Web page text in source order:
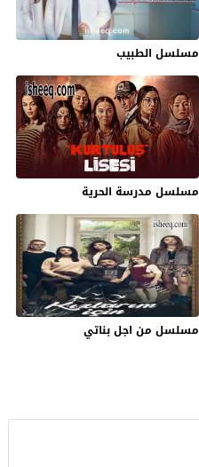
مسلسل الطبيب
مسلسل مدرسة الحرية
مسلسل من اجل بناتي